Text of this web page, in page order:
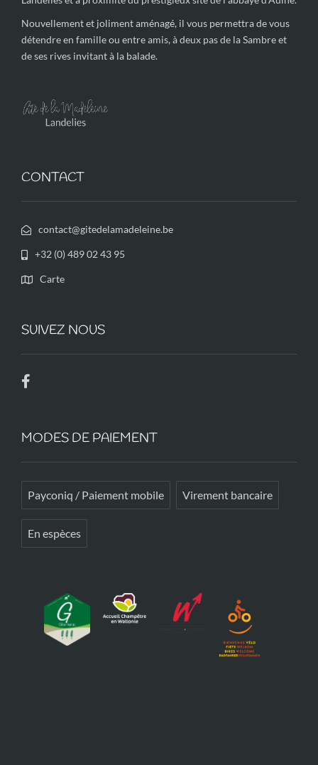
Nouvellement et joliment aménagé, il vous permettra de vous
détendre en famille ou entre amis, à deux pas de la Sambre et
de ses rives invitant à la balade.
CONTACT
contact@gitedelamadeleine.be
+32 (0) 489 02 43 95
Carte
SUIVEZ NOUS
MODES DE PAIEMENT
Payconiq / Paiement mobile Virement bancaire
En espèces